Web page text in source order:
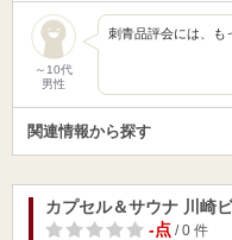
～10代
男性
刺青品評会には、も
関連情報から探す
カプセル＆サウナ 川崎
-点/ 0 件